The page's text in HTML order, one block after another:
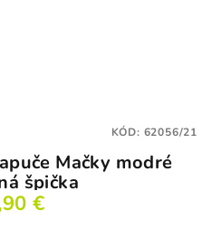
Mačky modré
špička
€
KÓD: 62056/21